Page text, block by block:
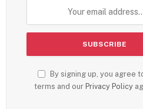
By signing up, you agree
terms and our Privacy Policy